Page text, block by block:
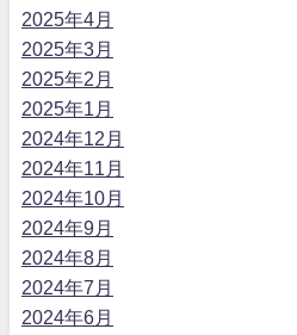
2025年4月
2025年3月
2025年2月
2025年1月
2024年12月
2024年11月
2024年10月
2024年9月
2024年8月
2024年7月
2024年6月